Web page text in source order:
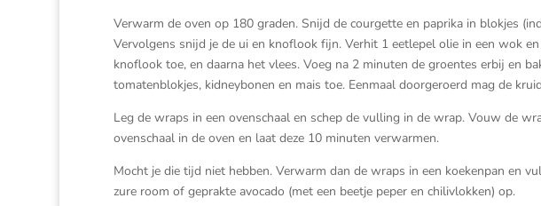
Verwarm de oven op 180 graden. Snijd de courgette en paprika in blokjes
Vervolgens snijd je de ui en knoflook fijn. Verhit 1 eetlepel olie in een wok
knoflook toe, en daarna het vlees. Voeg na 2 minuten de groentes erbij en
tomatenblokjes, kidneybonen en mais toe. Eenmaal doorgeroerd mag de
Leg de wraps in een ovenschaal en schep de vulling in de wrap. Vouw de
ovenschaal in de oven en laat deze 10 minuten verwarmen.
Mocht je die tijd niet hebben. Verwarm dan de wraps in een koekenpan en
zure room of geprakte avocado (met een beetje peper en chilivlokken) op.